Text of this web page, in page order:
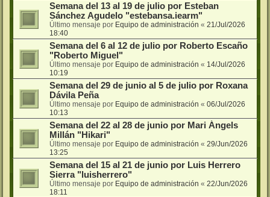
Semana del 13 al 19 de julio por Esteban
Sánchez Agudelo "estebansa.iearm"
Último mensaje por Equipo de administración « 21/Jul/2026
18:40
Semana del 6 al 12 de julio por Roberto Escaño
"Roberto Miguel"
Último mensaje por Equipo de administración « 14/Jul/2026
10:19
Semana del 29 de junio al 5 de julio por Roxana
Dávila Peña
Último mensaje por Equipo de administración « 06/Jul/2026
10:13
Semana del 22 al 28 de junio por Mari Ángels
Millán "Hikari"
Último mensaje por Equipo de administración « 29/Jun/2026
13:25
Semana del 15 al 21 de junio por Luis Herrero
Sierra "luisherrero"
Último mensaje por Equipo de administración « 22/Jun/2026
18:11